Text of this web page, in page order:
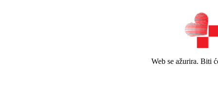
Web se ažurira. Biti